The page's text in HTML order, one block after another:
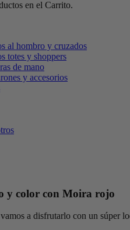
en el Carrito.
al hombro y cruzados
totes y shoppers
de mano
y accesorios
y color con Moira rojo
a disfrutarlo con un súper